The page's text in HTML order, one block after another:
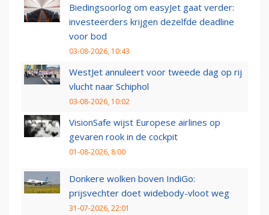
Biedingsoorlog om easyJet gaat verder:
investeerders krijgen dezelfde deadline
voor bod
03-08-2026, 10:43
WestJet annuleert voor tweede dag op rij
vlucht naar Schiphol
03-08-2026, 10:02
VisionSafe wijst Europese airlines op
gevaren rook in de cockpit
01-08-2026, 8:00
Donkere wolken boven IndiGo:
prijsvechter doet widebody-vloot weg
31-07-2026, 22:01